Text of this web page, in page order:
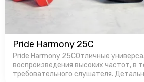
Pride Harmony 25C
Pride Harmony 25CОтличные
воспроизведения высоких частот, в
требовательного слушателя.